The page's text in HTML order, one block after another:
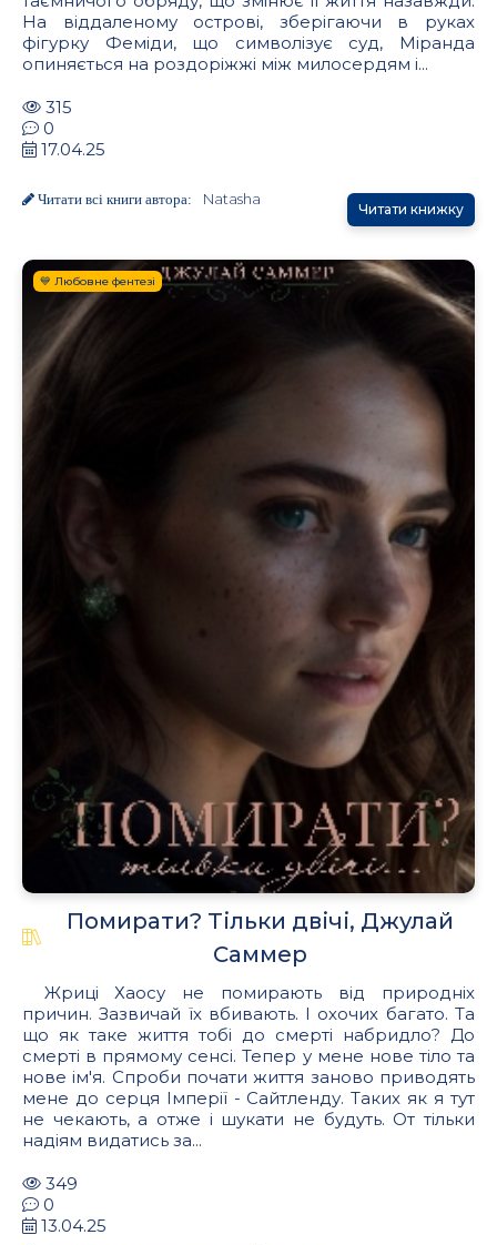
На віддаленому острові, зберігаючи в руках
фігурку Феміди, що символізує суд, Міранда
опиняється на роздоріжжі між милосердям і...
315
0
17.04.25
Читати всі книги автора: Natasha
Читати книжку
💙 Любовне фентезі
Помирати? Тільки двічі, Джулай
Саммер
Жриці Хаосу не помирають від природніх
причин. Зазвичай їх вбивають. І охочих багато. Та
що як таке життя тобі до смерті набридло? До
смерті в прямому сенсі. Тепер у мене нове тіло та
нове ім'я. Спроби почати життя заново приводять
мене до серця Імперії - Сайтленду. Таких як я тут
не чекають, а отже і шукати не будуть. От тільки
надіям видатись за...
349
0
13.04.25